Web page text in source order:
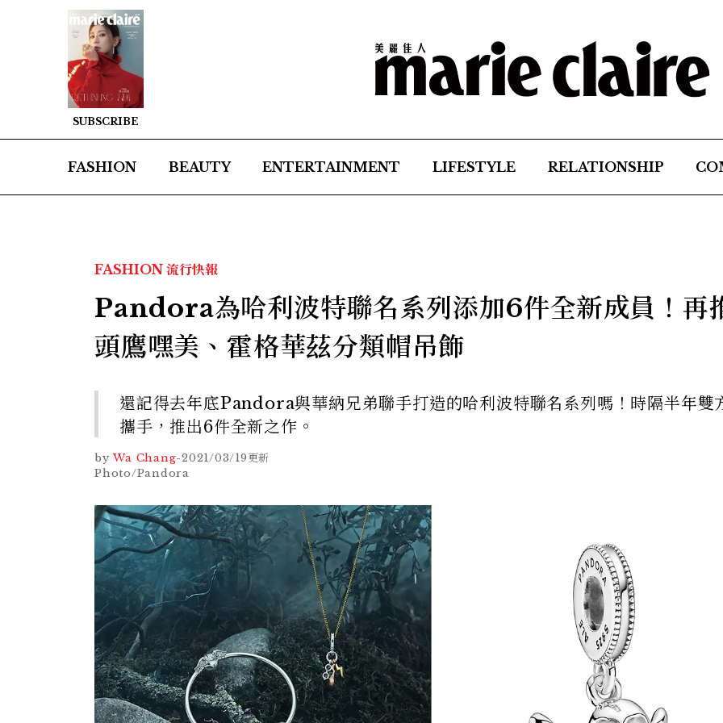
SUBSCRIBE
FASHION BEAUTY ENTERTAINMENT LIFESTYLE RELATIONSHIP
FASHION 流行快報
Pandora為哈利波特聯名系列添加6件全新成員！再
頭鷹嘿美、霍格華茲分類帽吊飾
還記得去年底Pandora與華納兄弟聯手打造的哈利波特聯名系列嗎！時隔半年雙
攜手，推出6件全新之作。
by Wa Chang-2021/03/19更新
Photo/Pandora